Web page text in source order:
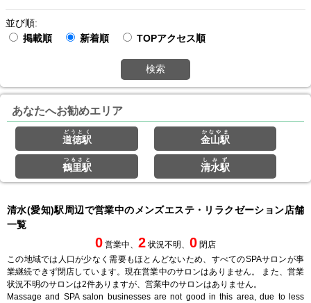
並び順:
掲載順
新着順 TOPアクセス順
検索
あなたへお勧めエリア
道徳駅
どうとく
金山駅
かなやま
鶴里駅
つるさと
清水駅
しみず
清水(愛知)駅周辺で営業中のメンズエステ・リラクゼーション店舗
一覧
0 営業中、 2 状況不明、 0 閉店
この地域では人口が少なく需要もほとんどないため、すべてのSPAサロンが事
業継続できず閉店しています。現在営業中のサロンはありません。 また、営業
状況不明のサロンは2件ありますが、営業中のサロンはありません。
Massage and SPA salon businesses are not good in this area, due to less